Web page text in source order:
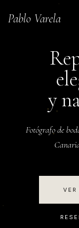
Pablo Varela
y
Fotógrafo de
VER